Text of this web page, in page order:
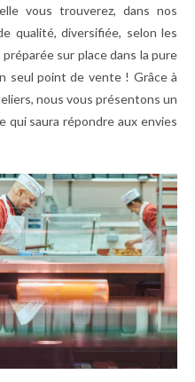
vous trouverez, dans nos
qualité, diversifiée, selon les
sur place dans la pure
seul point de vente ! Grâce à
nous vous présentons un
qui saura répondre aux envies